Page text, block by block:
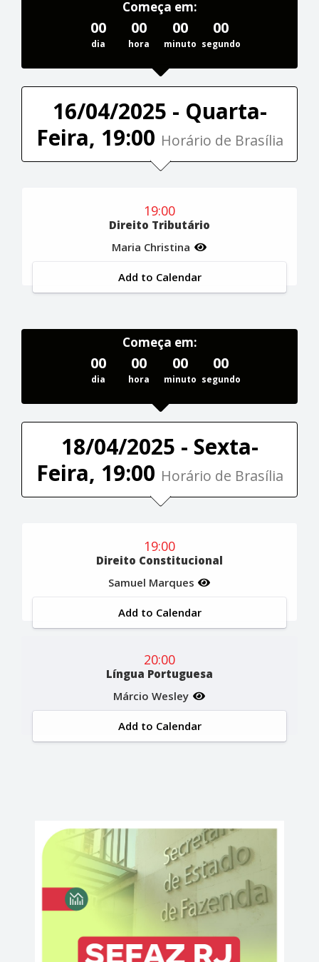
Começa em:
00
dia
00
hora
00
minuto
00
segundo
16/04/2025 - Quarta-
Feira, 19:00 Horário de Brasília
19:00
Direito Tributário
Maria Christina
Add to Calendar
Começa em:
00
dia
00
hora
00
minuto
00
segundo
18/04/2025 - Sexta-
Feira, 19:00 Horário de Brasília
19:00
Direito Constitucional
Samuel Marques
Add to Calendar
20:00
Língua Portuguesa
Márcio Wesley
Add to Calendar